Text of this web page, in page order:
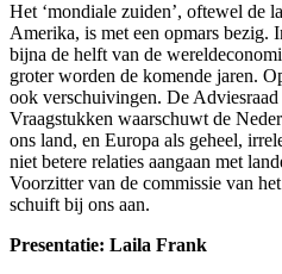
Het ‘mondiale zuiden’, oftewel de
Amerika, is met een opmars bezig.
bijna de helft van de
groter worden de komende jaren.
ook verschuivingen. De
Vraagstukken waarschuwt de
ons land, en Europa als geheel,
niet betere relaties aangaan met
Voorzitter van de commissie van
schuift bij ons aan.
Presentatie: Laila Frank